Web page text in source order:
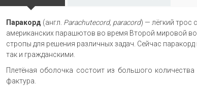
Паракорд (англ. Parachutecord, paracord) — лёгкий трос
американских парашютов во время Второй мировой
стропы для решения различных задач. Сейчас
так и гражданскими.
Плетёная оболочка состоит из большого количества
фактура.